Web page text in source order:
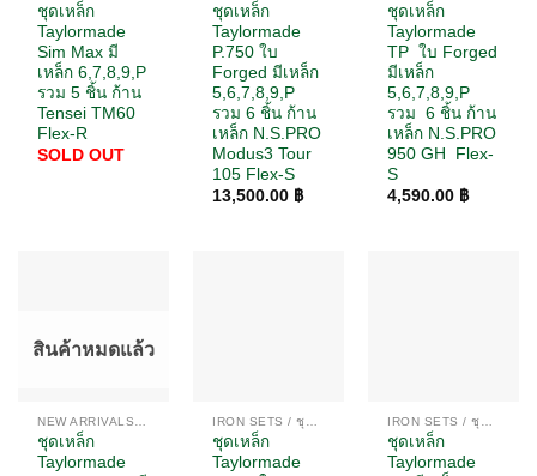
ชุดเหล็ก
Taylormade
Sim Max มี
เหล็ก 6,7,8,9,P
รวม 5 ชิ้น ก้าน
Tensei TM60
Flex-R
SOLD OUT
ชุดเหล็ก
Taylormade
P.750 ใบ
Forged มีเหล็ก
5,6,7,8,9,P
รวม 6 ชิ้น ก้าน
เหล็ก N.S.PRO
Modus3 Tour
105 Flex-S
13,500.00 ฿
ชุดเหล็ก
Taylormade
TP ใบ Forged
มีเหล็ก
5,6,7,8,9,P
รวม 6 ชิ้น ก้าน
เหล็ก N.S.PRO
950 GH Flex-
S
4,590.00 ฿
สินค้าหมดแล้ว
ชุดเหล็ก
Taylormade
ชุดเหล็ก
Taylormade
ชุดเหล็ก
Taylormade